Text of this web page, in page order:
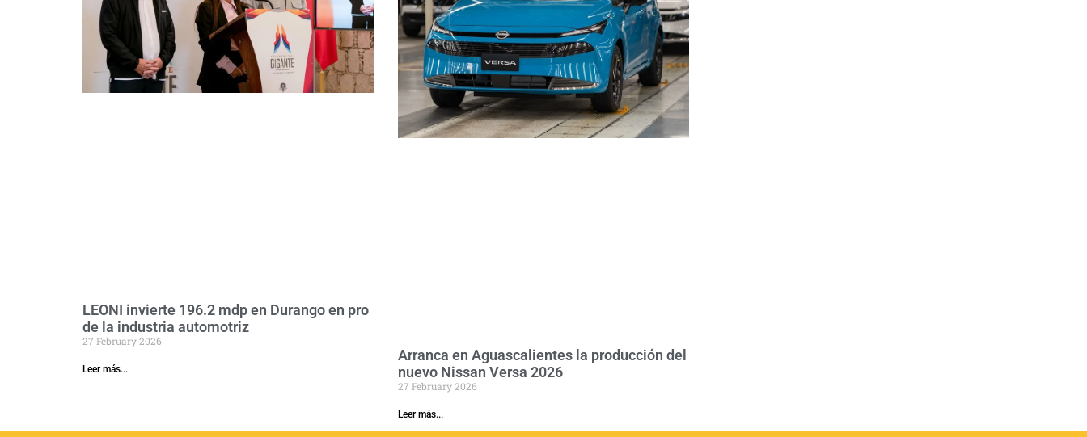
LEONI invierte 196.2 mdp en Durango en pro
de la industria automotriz
27 February 2026
Leer más...
Arranca en Aguascalientes la producción del
nuevo Nissan Versa 2026
27 February 2026
Leer más...